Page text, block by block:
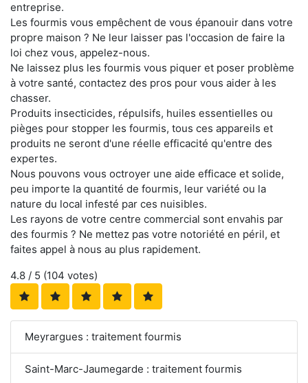
entreprise.
Les fourmis vous empêchent de vous épanouir dans votre
propre maison ? Ne leur laisser pas l'occasion de faire la
loi chez vous, appelez-nous.
Ne laissez plus les fourmis vous piquer et poser problème
à votre santé, contactez des pros pour vous aider à les
chasser.
Produits insecticides, répulsifs, huiles essentielles ou
pièges pour stopper les fourmis, tous ces appareils et
produits ne seront d'une réelle efficacité qu'entre des
expertes.
Nous pouvons vous octroyer une aide efficace et solide,
peu importe la quantité de fourmis, leur variété ou la
nature du local infesté par ces nuisibles.
Les rayons de votre centre commercial sont envahis par
des fourmis ? Ne mettez pas votre notoriété en péril, et
faites appel à nous au plus rapidement.
4.8 / 5 (104 votes)
Meyrargues : traitement fourmis
Saint-Marc-Jaumegarde : traitement fourmis